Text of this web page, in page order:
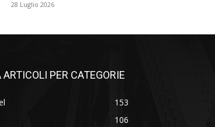
28 Luglio 2026
PER CATEGORIE
153
106